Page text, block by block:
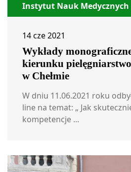
Instytut Nauk Medycznych
14 cze 2021
Wykłady
kierunku
w Chełmie
W dniu 11.06.2021 roku
line na temat: „ Jak
kompetencje ...